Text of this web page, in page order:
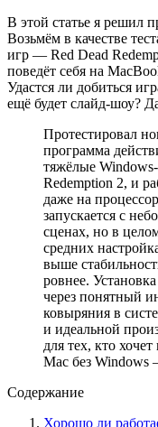
В этой статье я решил
Возьмём в качестве
игр — Red Dead
поведёт себя на
Удастся ли добиться
ещё будет слайд-шоу?
Протестировал
программа
тяжёлые
Redemption 2, и
даже на
запускается с
сценах, но в
средних
выше
ровнее.
через понятный
ковыряния в
и идеальной
для тех, кто
Mac без Windows
Содержание
Хорошо ли